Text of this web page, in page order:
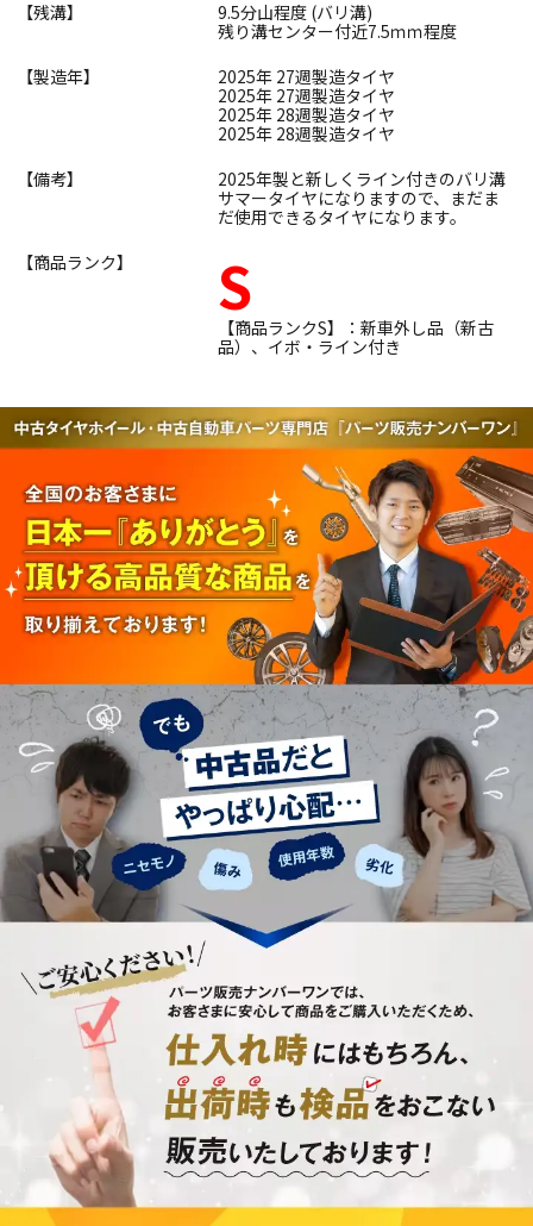
【残溝】
9.5分山程度 (バリ溝)
残り溝センター付近7.5ｍｍ程度
【製造年】
2025年 27週製造タイヤ
2025年 27週製造タイヤ
2025年 28週製造タイヤ
2025年 28週製造タイヤ
【備考】
2025年製と新しくライン付きのバリ溝
サマータイヤになりますので、まだま
だ使用できるタイヤになります。
【商品ランク】
S
【商品ランクS】：新車外し品（新古
品）、イボ・ライン付き